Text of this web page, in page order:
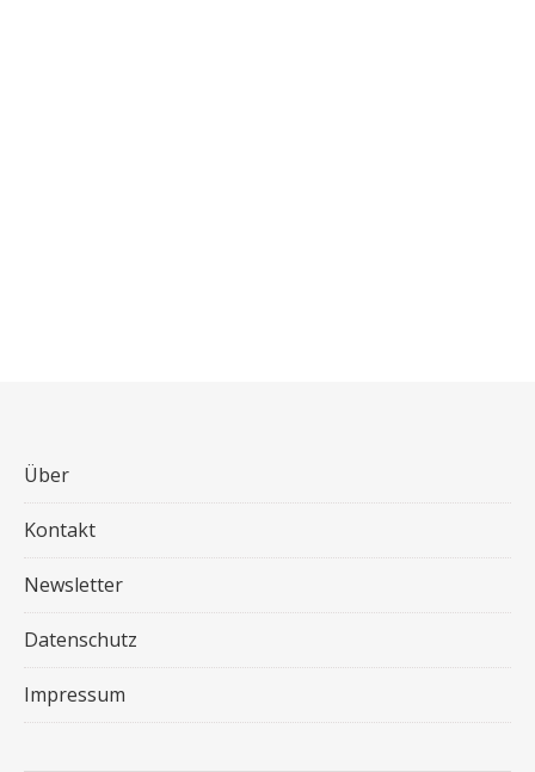
Über
Kontakt
Newsletter
Datenschutz
Impressum